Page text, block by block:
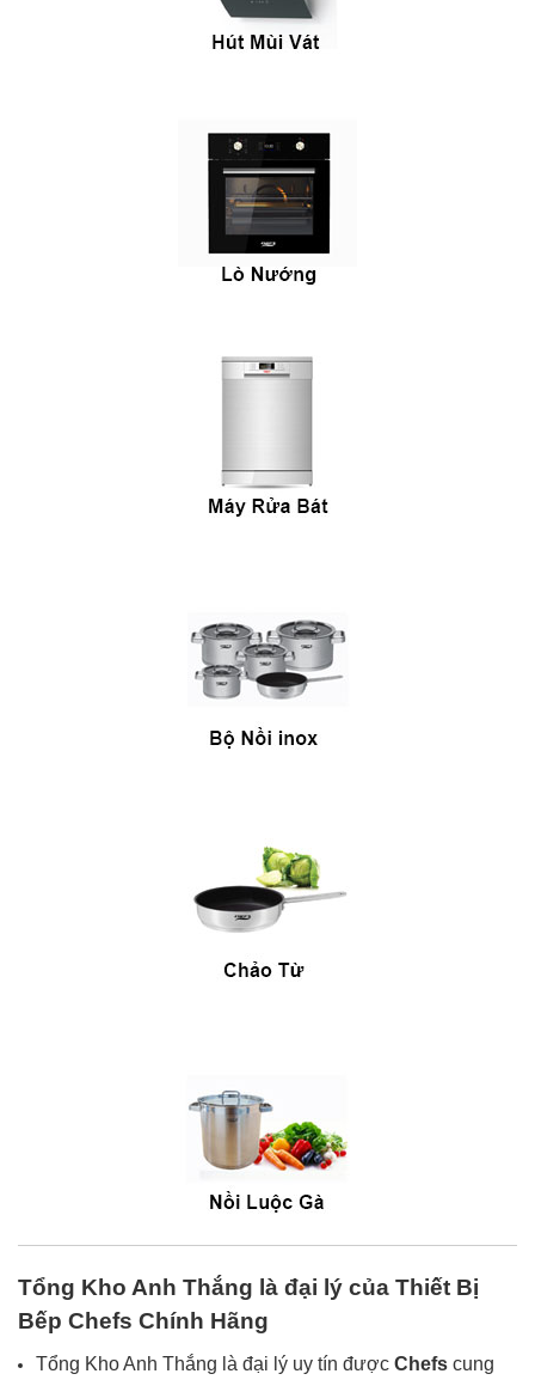
Tổng Kho Anh Thắng là đại lý của Thiết Bị
Bếp Chefs Chính Hãng
Tổng Kho Anh Thắng là đại lý uy tín được Chefs cung